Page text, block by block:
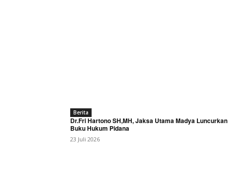
Berita
Dr.Fri Hartono SH,MH, Jaksa Utama Madya
Buku Hukum Pidana
23 Juli 2026